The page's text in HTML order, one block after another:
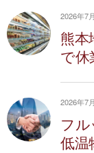
2026年7
熊本
で休
2026年7
フ
低温